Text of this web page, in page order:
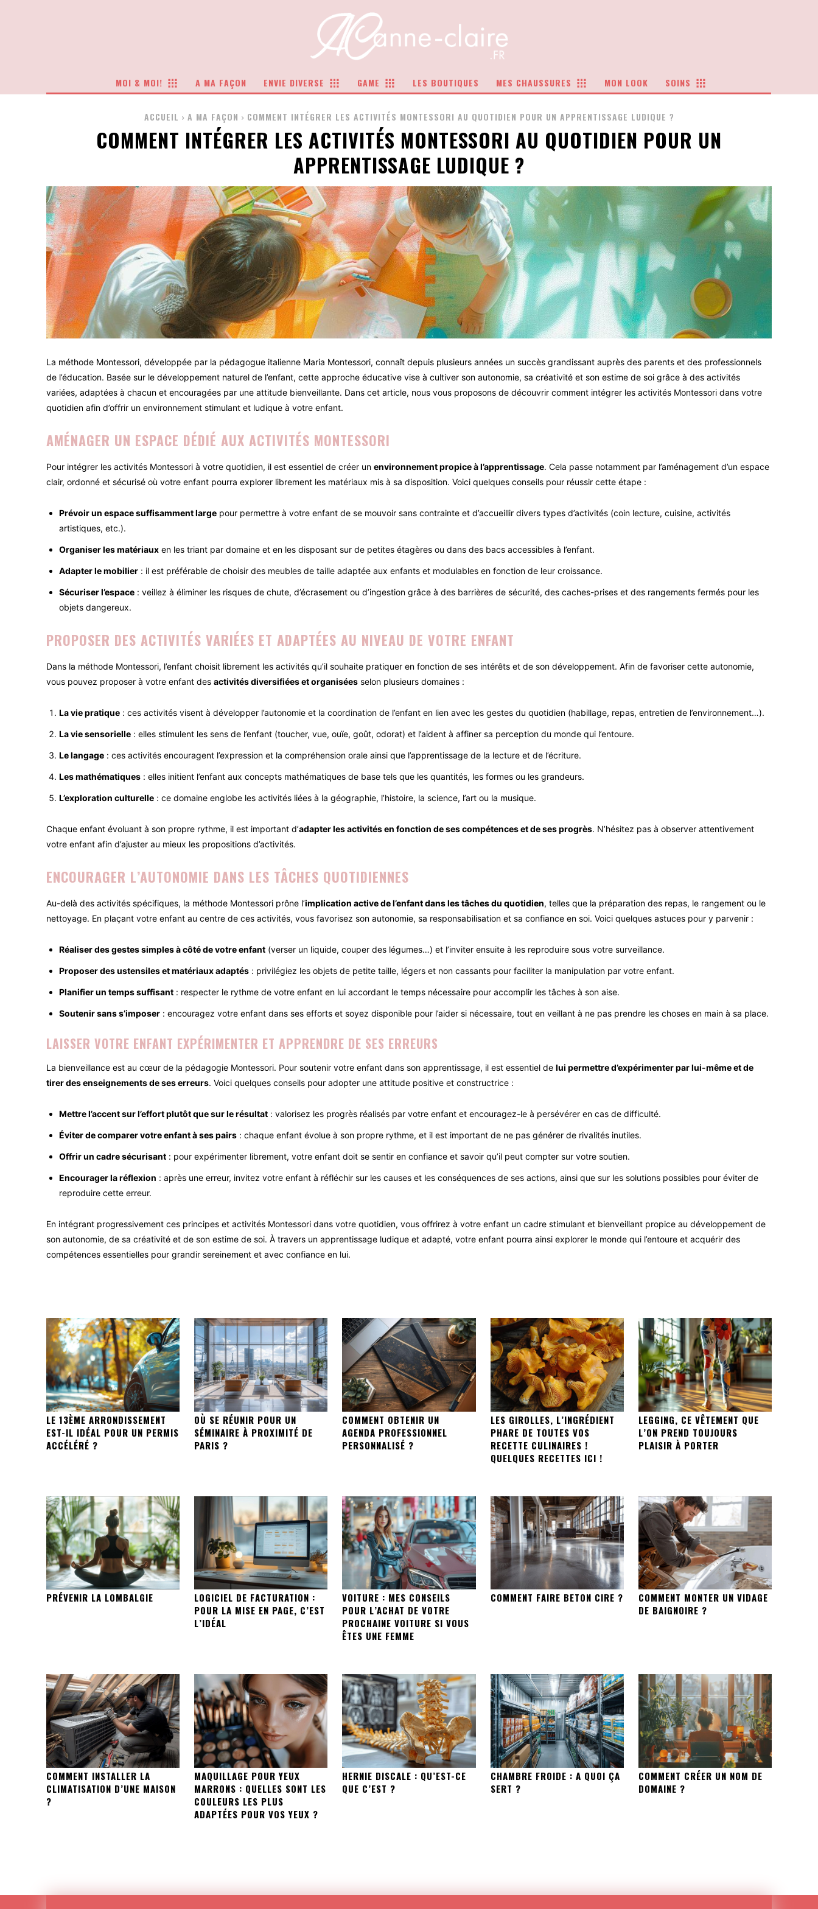
MOI & MOI! A MA FAÇON ENVIE DIVERSE GAME LES BOUTIQUES MES CHAUSSURES MON LOOK SOINS
ACCUEIL A MA FAÇON COMMENT INTÉGRER LES ACTIVITÉS MONTESSORI AU QUOTIDIEN POUR UN APPRENTISSAGE LUDIQUE ?
COMMENT INTÉGRER LES ACTIVITÉS MONTESSORI AU QUOTIDIEN POUR UN
APPRENTISSAGE LUDIQUE ?
La méthode Montessori, développée par la pédagogue italienne Maria Montessori, connaît depuis plusieurs années un succès grandissant auprès des parents et des professionnels
de l’éducation. Basée sur le développement naturel de l’enfant, cette approche éducative vise à cultiver son autonomie, sa créativité et son estime de soi grâce à des activités
variées, adaptées à chacun et encouragées par une attitude bienveillante. Dans cet article, nous vous proposons de découvrir comment intégrer les activités Montessori dans votre
quotidien afin d’offrir un environnement stimulant et ludique à votre enfant.
AMÉNAGER UN ESPACE DÉDIÉ AUX ACTIVITÉS MONTESSORI
Pour intégrer les activités Montessori à votre quotidien, il est essentiel de créer un environnement propice à l’apprentissage. Cela passe notamment par l’aménagement d’un espace
clair, ordonné et sécurisé où votre enfant pourra explorer librement les matériaux mis à sa disposition. Voici quelques conseils pour réussir cette étape :
Prévoir un espace suffisamment large pour permettre à votre enfant de se mouvoir sans contrainte et d’accueillir divers types d’activités (coin lecture, cuisine, activités
artistiques, etc.).
Organiser les matériaux en les triant par domaine et en les disposant sur de petites étagères ou dans des bacs accessibles à l’enfant.
Adapter le mobilier : il est préférable de choisir des meubles de taille adaptée aux enfants et modulables en fonction de leur croissance.
Sécuriser l’espace : veillez à éliminer les risques de chute, d’écrasement ou d’ingestion grâce à des barrières de sécurité, des caches-prises et des rangements fermés pour les
objets dangereux.
PROPOSER DES ACTIVITÉS VARIÉES ET ADAPTÉES AU NIVEAU DE VOTRE ENFANT
Dans la méthode Montessori, l’enfant choisit librement les activités qu’il souhaite pratiquer en fonction de ses intérêts et de son développement. Afin de favoriser cette autonomie,
vous pouvez proposer à votre enfant des activités diversifiées et organisées selon plusieurs domaines :
La vie pratique : ces activités visent à développer l’autonomie et la coordination de l’enfant en lien avec les gestes du quotidien (habillage, repas, entretien de l’environnement…).
La vie sensorielle : elles stimulent les sens de l’enfant (toucher, vue, ouïe, goût, odorat) et l’aident à affiner sa perception du monde qui l’entoure.
Le langage : ces activités encouragent l’expression et la compréhension orale ainsi que l’apprentissage de la lecture et de l’écriture.
Les mathématiques : elles initient l’enfant aux concepts mathématiques de base tels que les quantités, les formes ou les grandeurs.
L’exploration culturelle : ce domaine englobe les activités liées à la géographie, l’histoire, la science, l’art ou la musique.
Chaque enfant évoluant à son propre rythme, il est important d’adapter les activités en fonction de ses compétences et de ses progrès. N’hésitez pas à observer attentivement
votre enfant afin d’ajuster au mieux les propositions d’activités.
ENCOURAGER L’AUTONOMIE DANS LES TÂCHES QUOTIDIENNES
Au-delà des activités spécifiques, la méthode Montessori prône l’implication active de l’enfant dans les tâches du quotidien, telles que la préparation des repas, le rangement ou le
nettoyage. En plaçant votre enfant au centre de ces activités, vous favorisez son autonomie, sa responsabilisation et sa confiance en soi. Voici quelques astuces pour y parvenir :
Réaliser des gestes simples à côté de votre enfant (verser un liquide, couper des légumes…) et l’inviter ensuite à les reproduire sous votre surveillance.
Proposer des ustensiles et matériaux adaptés : privilégiez les objets de petite taille, légers et non cassants pour faciliter la manipulation par votre enfant.
Planifier un temps suffisant : respecter le rythme de votre enfant en lui accordant le temps nécessaire pour accomplir les tâches à son aise.
Soutenir sans s’imposer : encouragez votre enfant dans ses efforts et soyez disponible pour l’aider si nécessaire, tout en veillant à ne pas prendre les choses en main à sa place.
LAISSER VOTRE ENFANT EXPÉRIMENTER ET APPRENDRE DE SES ERREURS
La bienveillance est au cœur de la pédagogie Montessori. Pour soutenir votre enfant dans son apprentissage, il est essentiel de lui permettre d’expérimenter par lui-même et de
tirer des enseignements de ses erreurs. Voici quelques conseils pour adopter une attitude positive et constructrice :
Mettre l’accent sur l’effort plutôt que sur le résultat : valorisez les progrès réalisés par votre enfant et encouragez-le à persévérer en cas de difficulté.
Éviter de comparer votre enfant à ses pairs : chaque enfant évolue à son propre rythme, et il est important de ne pas générer de rivalités inutiles.
Offrir un cadre sécurisant : pour expérimenter librement, votre enfant doit se sentir en confiance et savoir qu’il peut compter sur votre soutien.
Encourager la réflexion : après une erreur, invitez votre enfant à réfléchir sur les causes et les conséquences de ses actions, ainsi que sur les solutions possibles pour éviter de
reproduire cette erreur.
En intégrant progressivement ces principes et activités Montessori dans votre quotidien, vous offrirez à votre enfant un cadre stimulant et bienveillant propice au développement de
son autonomie, de sa créativité et de son estime de soi. À travers un apprentissage ludique et adapté, votre enfant pourra ainsi explorer le monde qui l’entoure et acquérir des
compétences essentielles pour grandir sereinement et avec confiance en lui.
LE 13ÈME ARRONDISSEMENT
EST-IL IDÉAL POUR UN PERMIS
ACCÉLÉRÉ ?
OÙ SE RÉUNIR POUR UN
SÉMINAIRE À PROXIMITÉ DE
PARIS ?
COMMENT OBTENIR UN
AGENDA PROFESSIONNEL
PERSONNALISÉ ?
LES GIROLLES, L’INGRÉDIENT
PHARE DE TOUTES VOS
RECETTE CULINAIRES !
QUELQUES RECETTES ICI !
LEGGING, CE VÊTEMENT QUE
L’ON PREND TOUJOURS
PLAISIR À PORTER
PRÉVENIR LA LOMBALGIE
LOGICIEL DE FACTURATION :
POUR LA MISE EN PAGE, C’EST
L’IDÉAL
VOITURE : MES CONSEILS
POUR L’ACHAT DE VOTRE
PROCHAINE VOITURE SI VOUS
ÊTES UNE FEMME
COMMENT FAIRE BETON CIRE ?
COMMENT MONTER UN VIDAGE
DE BAIGNOIRE ?
COMMENT INSTALLER LA
CLIMATISATION D’UNE MAISON
?
MAQUILLAGE POUR YEUX
MARRONS : QUELLES SONT LES
COULEURS LES PLUS
ADAPTÉES POUR VOS YEUX ?
HERNIE DISCALE : QU’EST-CE
QUE C’EST ?
CHAMBRE FROIDE : A QUOI ÇA
SERT ?
COMMENT CRÉER UN NOM DE
DOMAINE ?